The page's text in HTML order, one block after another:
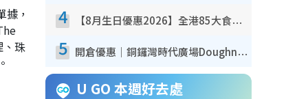
，
、珠
4 【8月生日優惠2026】全港85大食買玩著數攻略 自助餐/火鍋放題同行免費＋誠品/DONKI送現金券
5 開倉優惠｜銅鑼灣時代廣場Doughnut/Campo Marzio開倉低至1折！背囊、書包、手袋劈價$200起
U GO 本週好去處